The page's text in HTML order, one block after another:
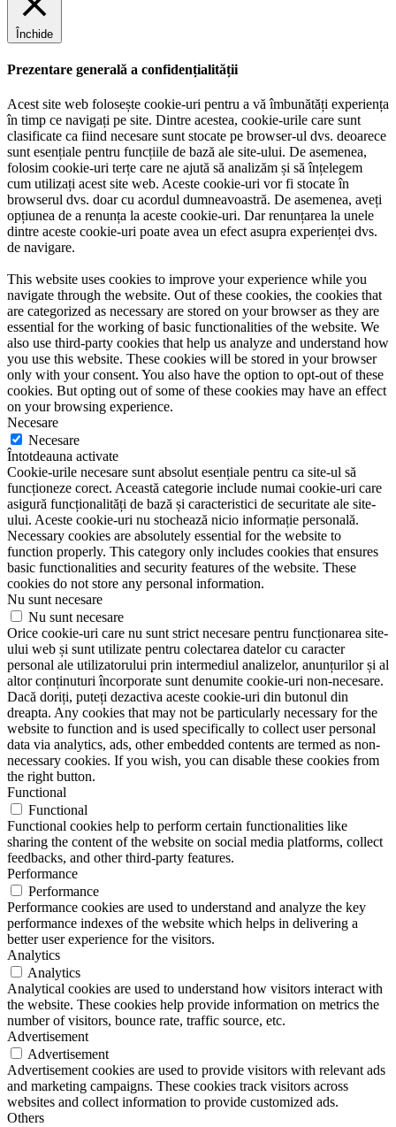
Închide
Prezentare generală a confidențialității
Acest site web folosește cookie-uri pentru a vă îmbunătăți experiența
în timp ce navigați pe site. Dintre acestea, cookie-urile care sunt
clasificate ca fiind necesare sunt stocate pe browser-ul dvs. deoarece
sunt esențiale pentru funcțiile de bază ale site-ului. De asemenea,
folosim cookie-uri terțe care ne ajută să analizăm și să înțelegem
cum utilizați acest site web. Aceste cookie-uri vor fi stocate în
browserul dvs. doar cu acordul dumneavoastră. De asemenea, aveți
opțiunea de a renunța la aceste cookie-uri. Dar renunțarea la unele
dintre aceste cookie-uri poate avea un efect asupra experienței dvs.
de navigare.
This website uses cookies to improve your experience while you
navigate through the website. Out of these cookies, the cookies that
are categorized as necessary are stored on your browser as they are
essential for the working of basic functionalities of the website. We
also use third-party cookies that help us analyze and understand how
you use this website. These cookies will be stored in your browser
only with your consent. You also have the option to opt-out of these
cookies. But opting out of some of these cookies may have an effect
on your browsing experience.
Necesare
Necesare
Întotdeauna activate
Cookie-urile necesare sunt absolut esențiale pentru ca site-ul să
funcționeze corect. Această categorie include numai cookie-uri care
asigură funcționalități de bază și caracteristici de securitate ale site-
ului. Aceste cookie-uri nu stochează nicio informație personală.
Necessary cookies are absolutely essential for the website to
function properly. This category only includes cookies that ensures
basic functionalities and security features of the website. These
cookies do not store any personal information.
Nu sunt necesare
Nu sunt necesare
Orice cookie-uri care nu sunt strict necesare pentru funcționarea site-
ului web și sunt utilizate pentru colectarea datelor cu caracter
personal ale utilizatorului prin intermediul analizelor, anunțurilor și al
altor conținuturi încorporate sunt denumite cookie-uri non-necesare.
Dacă doriți, puteți dezactiva aceste cookie-uri din butonul din
dreapta. Any cookies that may not be particularly necessary for the
website to function and is used specifically to collect user personal
data via analytics, ads, other embedded contents are termed as non-
necessary cookies. If you wish, you can disable these cookies from
the right button.
Functional
Functional
Functional cookies help to perform certain functionalities like
sharing the content of the website on social media platforms, collect
feedbacks, and other third-party features.
Performance
Performance
Performance cookies are used to understand and analyze the key
performance indexes of the website which helps in delivering a
better user experience for the visitors.
Analytics
Analytics
Analytical cookies are used to understand how visitors interact with
the website. These cookies help provide information on metrics the
number of visitors, bounce rate, traffic source, etc.
Advertisement
Advertisement
Advertisement cookies are used to provide visitors with relevant ads
and marketing campaigns. These cookies track visitors across
websites and collect information to provide customized ads.
Others